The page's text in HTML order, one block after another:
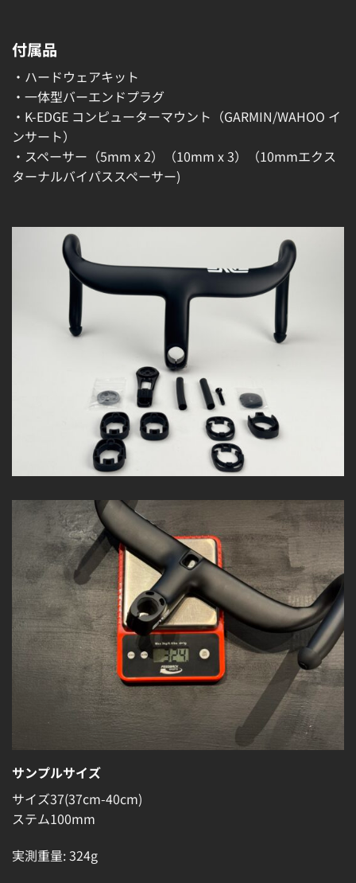
付属品
・ハードウェアキット
・一体型バーエンドプラグ
・K-EDGE コンピューターマウント（GARMIN/WAHOO イ
ンサート）
・スペーサー（5mm x 2）（10mm x 3）（10mmエクス
ターナルバイパススペーサー)
サンプルサイズ
サイズ37(37cm-40cm)
ステム100mm
実測重量: 324g